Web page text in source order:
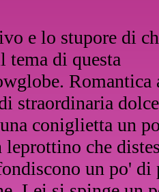
e lo stupore di
tema di questa
Romantica
straordinaria
coniglietta un
leprottino che
un po'